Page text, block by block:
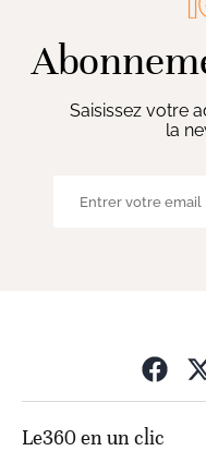
Saisissez votre
la
Le360 en un clic